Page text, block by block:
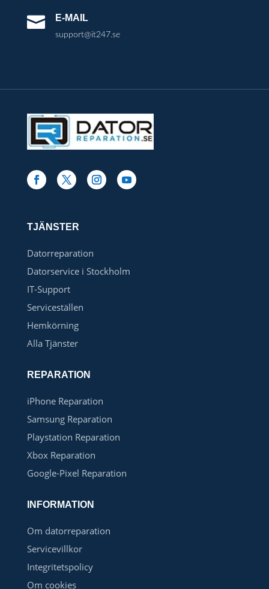
 E-MAIL
support@it247.se
TJÄNSTER
Datorreparation
Datorservice i Stockholm
IT-Support
Serviceställen
Hemkörning
Alla Tjänster
REPARATION
iPhone Reparation
Samsung Reparation
Playstation Reparation
Xbox Reparation
Google-Pixel Reparation
INFORMATION
Om datorreparation
Servicevillkor
Integritetspolicy
Om cookies